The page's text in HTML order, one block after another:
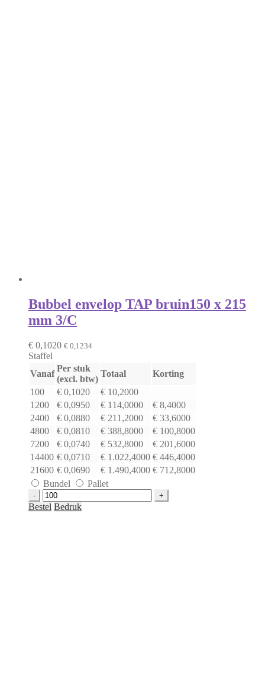
Bubbel envelop TAP bruin150 x 215
mm 3/C
€ 0,1020 € 0,1234
Staffel
Vanaf
Per stuk
(excl. btw)
Totaal
Korting
100
€ 0,1020 € 10,2000
1200
€ 0,0950 € 114,0000 € 8,4000
2400
€ 0,0880 € 211,2000 € 33,6000
4800
€ 0,0810 € 388,8000 € 100,8000
7200
€ 0,0740 € 532,8000 € 201,6000
14400 € 0,0710 € 1.022,4000 € 446,4000
21600 € 0,0690 € 1.490,4000 € 712,8000
Bundel
Pallet
Bubbel
envelop
Bestel Bedruk